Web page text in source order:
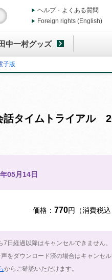
ヘルプ・よくある質問
Foreign rights (English)
田中一村グッズ
子版
タイムトライアル
05月14日
価格： 770円（消費税込
日経過以降はキャンセルできません。
をダウンロード済の場合はキャンセル
からご確認いただけます。